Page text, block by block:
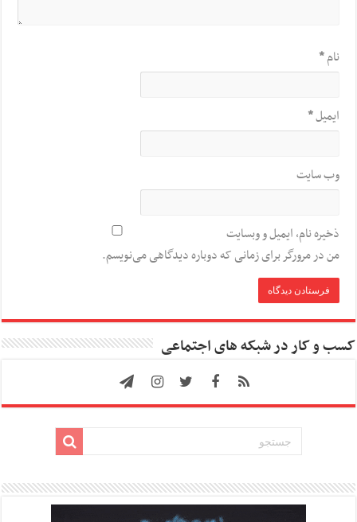
نام*
ایمیل*
وب‌ سایت
ذخیره نام، ایمیل و وبسایت
من در مرورگر برای زمانی که دوباره دیدگاهی می‌نویسم.
کسب و کار در شبکه های اجتماعی